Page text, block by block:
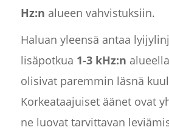
Hz:n alueen vahvistuksiin.
Haluan yleensä antaa
lisäpotkua 1-3 kHz:n
olisivat paremmin läsnä
Korkeataajuiset äänet ovat
ne luovat tarvittavan